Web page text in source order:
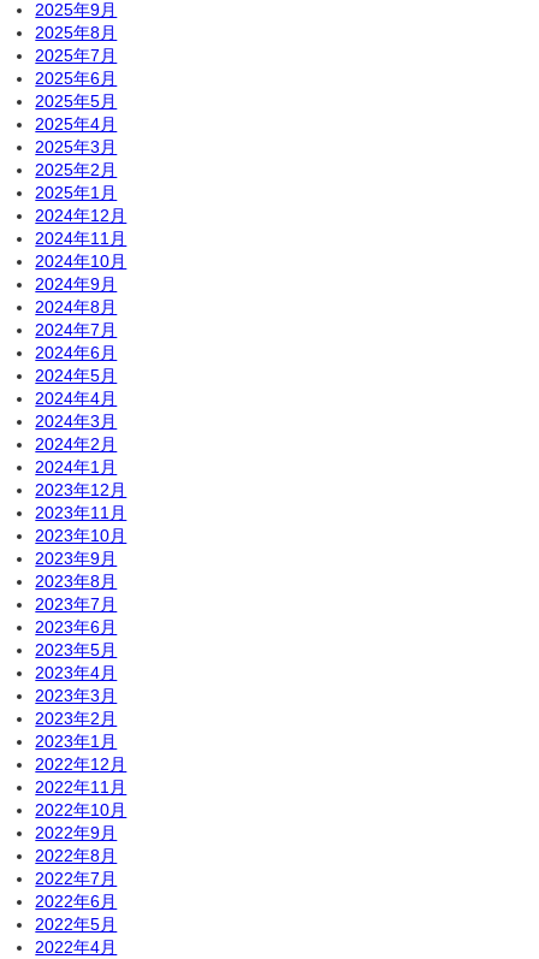
2025年9月
2025年8月
2025年7月
2025年6月
2025年5月
2025年4月
2025年3月
2025年2月
2025年1月
2024年12月
2024年11月
2024年10月
2024年9月
2024年8月
2024年7月
2024年6月
2024年5月
2024年4月
2024年3月
2024年2月
2024年1月
2023年12月
2023年11月
2023年10月
2023年9月
2023年8月
2023年7月
2023年6月
2023年5月
2023年4月
2023年3月
2023年2月
2023年1月
2022年12月
2022年11月
2022年10月
2022年9月
2022年8月
2022年7月
2022年6月
2022年5月
2022年4月